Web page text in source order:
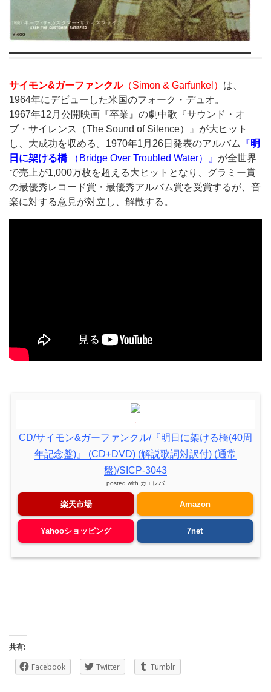
サイモン&ガーファンクル（Simon & Garfunkel） は、
1964年にデビューした米国のフォーク・デュオ。
1967年12月公開映画『卒業』の劇中歌『サウンド・オ
ブ・サイレンス（The Sound of Silence）』が大ヒット
し、大成功を収める。1970年1月26日発表のアルバム
『明
日に架ける橋（Bridge Over Troubled Water）』 が全世界
で売上が1,000万枚を超える大ヒットとなり、グラミー賞
の最優秀レコード賞・最優秀アルバム賞を受賞するが、音
楽に対する意見が対立し、解散する。
CD/サイモン&ガーファンクル/『明日に架ける橋(40周
年記念盤)』 (CD+DVD) (解説歌詞対訳付) (通常
盤)/SICP-3043
posted with カエレバ
楽天市場 Amazon
Yahooショッピング 7net
共有:
Facebook Twitter Tumblr